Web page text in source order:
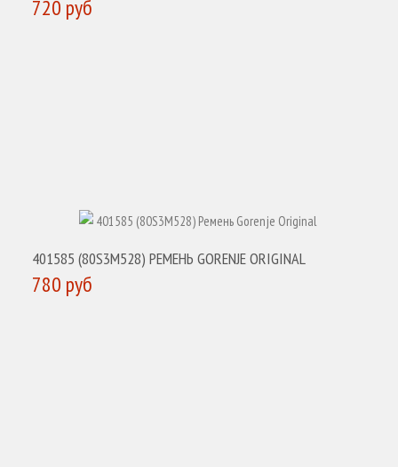
720 руб
401585 (80S3M528) РЕМЕНЬ GORENJE ORIGINAL
780 руб